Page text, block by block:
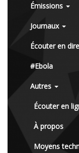
Émissions
Journaux
Écouter en
#Ebola
Autres
Écouter en
À propos
Moyens